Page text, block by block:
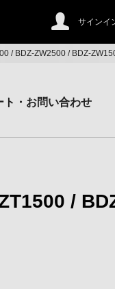
サインイ
/ BDZ-ZW2500 / BDZ-
ト・お問い合わせ
/